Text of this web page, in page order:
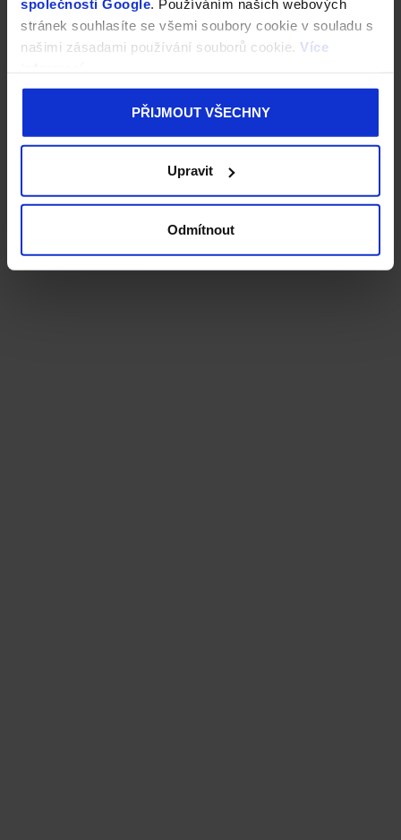
společnosti Google. Používáním našich webových
stránek souhlasíte se všemi soubory cookie v souladu s
našimi zásadami používání souborů cookie. Více
PŘIJMOUT VŠECHNY
Upravit
Odmítnout